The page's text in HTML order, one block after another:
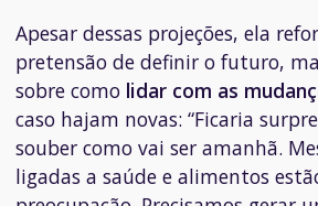
Apesar dessas projeções, ela
pretensão de definir o futuro,
sobre como lidar com as
caso hajam novas: “Ficaria
souber como vai ser amanhã.
ligadas a saúde e alimentos